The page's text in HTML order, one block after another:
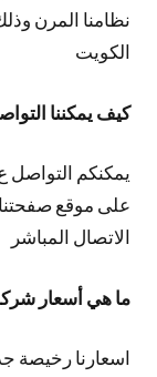
نظامنا المرن
الكويت
كيف يمكننا
يمكنكم التواصل
على موقع
الاتصال المباشر
ما هي أسعار
اسعارنا رخيصة